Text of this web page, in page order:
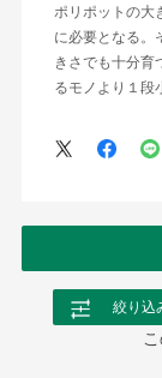
ポリポットの大
に必要となる。
きさでも十分育
るモノより１段
絞り込